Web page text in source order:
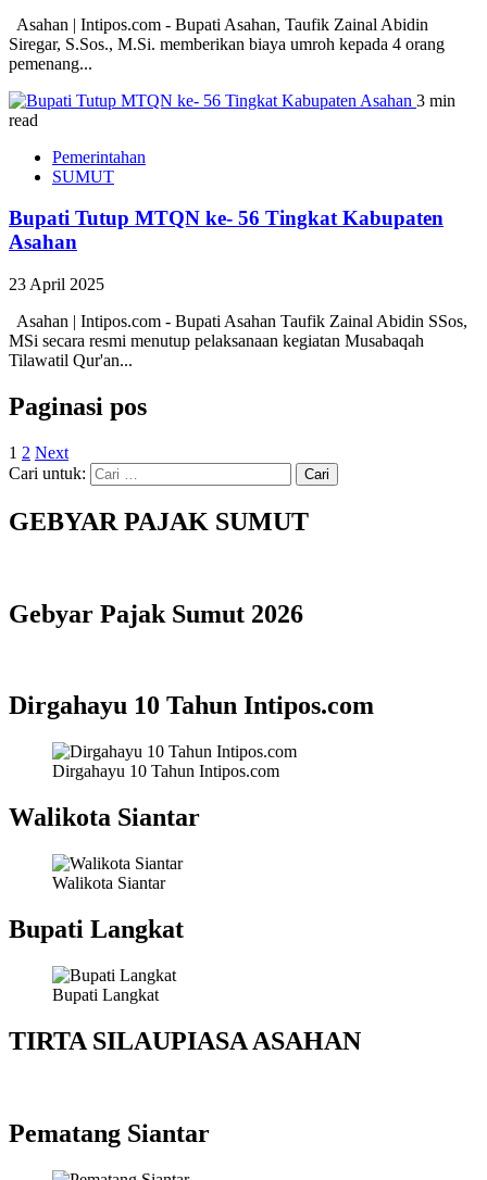
Asahan | Intipos.com - Bupati Asahan, Taufik Zainal Abidin
Siregar, S.Sos., M.Si. memberikan biaya umroh kepada 4 orang
pemenang...
3 min
read
Pemerintahan
SUMUT
Bupati Tutup MTQN ke- 56 Tingkat Kabupaten
Asahan
23 April 2025
Asahan | Intipos.com - Bupati Asahan Taufik Zainal Abidin SSos,
MSi secara resmi menutup pelaksanaan kegiatan Musabaqah
Tilawatil Qur'an...
Paginasi pos
1 2 Next
Cari untuk:
GEBYAR PAJAK SUMUT
Gebyar Pajak Sumut 2026
Dirgahayu 10 Tahun Intipos.com
Dirgahayu 10 Tahun Intipos.com
Walikota Siantar
Walikota Siantar
Bupati Langkat
Bupati Langkat
TIRTA SILAUPIASA ASAHAN
Pematang Siantar